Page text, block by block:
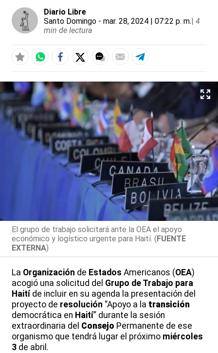
Diario Libre
Santo Domingo - mar. 28, 2024 | 07:22 p. m.| 4
min de lectura
El grupo de trabajo solicitará ante la OEA el apoyo
económico y logístico urgente para Haití. (FUENTE
EXTERNA)
La Organización de Estados Americanos (OEA)
acogió una solicitud del Grupo de Trabajo para
Haití de incluir en su agenda la presentación del
proyecto de resolución “Apoyo a la transición
democrática en Haití” durante la sesión
extraordinaria del Consejo Permanente de ese
organismo que tendrá lugar el próximo miércoles
3 de abril.